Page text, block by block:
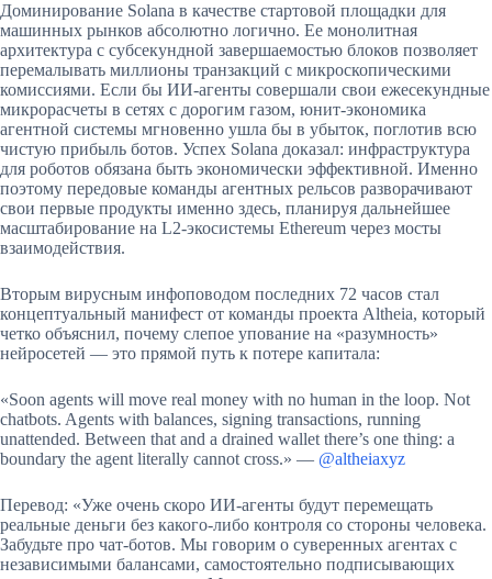
Доминирование Solana в качестве стартовой площадки для
машинных рынков абсолютно логично. Ее монолитная
архитектура с субсекундной завершаемостью блоков позволяет
перемалывать миллионы транзакций с микроскопическими
комиссиями. Если бы ИИ-агенты совершали свои ежесекундные
микрорасчеты в сетях с дорогим газом, юнит-экономика
агентной системы мгновенно ушла бы в убыток, поглотив всю
чистую прибыль ботов. Успех Solana доказал: инфраструктура
для роботов обязана быть экономически эффективной. Именно
поэтому передовые команды агентных рельсов разворачивают
свои первые продукты именно здесь, планируя дальнейшее
масштабирование на L2-экосистемы Ethereum через мосты
взаимодействия.
Вторым вирусным инфоповодом последних 72 часов стал
концептуальный манифест от команды проекта Altheia, который
четко объяснил, почему слепое упование на «разумность»
нейросетей — это прямой путь к потере капитала:
«Soon agents will move real money with no human in the loop. Not
chatbots. Agents with balances, signing transactions, running
unattended. Between that and a drained wallet there’s one thing: a
boundary the agent literally cannot cross.» — @altheiaxyz
Перевод: «Уже очень скоро ИИ-агенты будут перемещать
реальные деньги без какого-либо контроля со стороны человека.
Забудьте про чат-ботов. Мы говорим о суверенных агентах с
независимыми балансами, самостоятельно подписывающих